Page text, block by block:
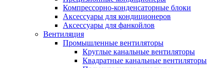
Компрессорно-конденсаторные блоки
Аксессуары для кондиционеров
Аксессуары для фанкойлов
Вентиляция
Промышленные вентиляторы
Круглые канальные вентиляторы
Квадратные канальные вентиляторы